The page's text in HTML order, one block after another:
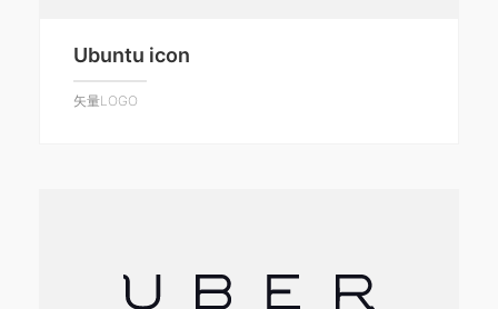
Ubuntu icon
矢量LOGO